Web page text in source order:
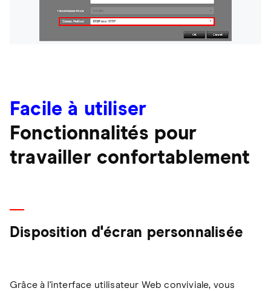
Facile à utiliser
Fonctionnalités pour
travailler confortablement
Disposition d'écran personnalisée
Grâce à l'interface utilisateur Web conviviale, vous